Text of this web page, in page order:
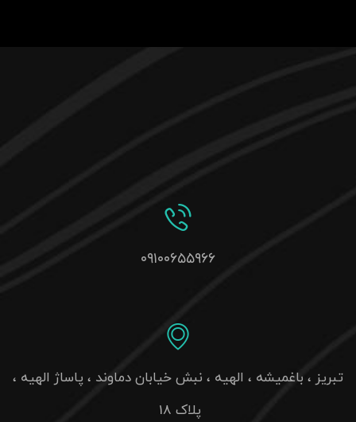
۰۹۱۰۰۶۵۵۹۶۶
تبریز ، باغمیشه ، الهیه ، نبش خیابان دماوند ، پاساژ الهیه ،
پلاک 18